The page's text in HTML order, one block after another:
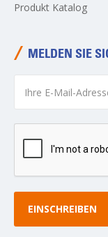
Produkt Katalog
MELDEN SIE
EINSCHREIBEN